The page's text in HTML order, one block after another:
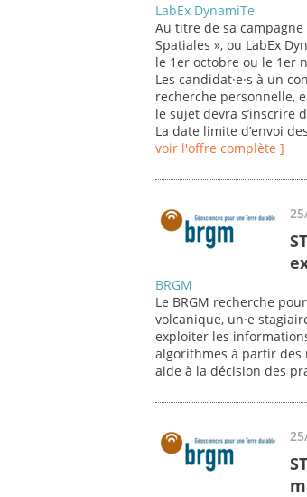
LabEx DynamiTe
Au titre de sa campagne
Spatiales », ou LabEx
le 1er octobre ou le 1er
Les candidat·e·s à un
recherche personnelle,
le sujet devra s’inscrire
La date limite d’envoi
voir l'offre complète ]
BRGM
Le BRGM recherche
volcanique, un·e
exploiter les
algorithmes à partir des
aide à la décision des